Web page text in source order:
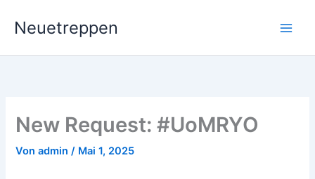
InhaltNeuetreppen
New Request: #UoMRYO
Vonadmin/ Mai 1, 2025